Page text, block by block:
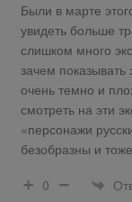
Были в марте
увидеть больше
слишком много
зачем
очень темно и
смотреть на эти
«персонажи
безобразны и
0